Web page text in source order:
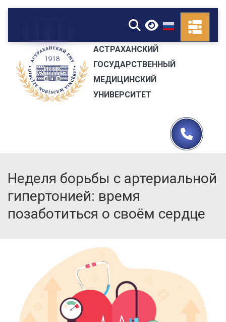
▼
АСТРАХАНСКИЙ
ГОСУДАРСТВЕННЫЙ
МЕДИЦИНСКИЙ
УНИВЕРСИТЕТ
Неделя борьбы с артериальной
гипертонией: время
позаботиться о своём сердце